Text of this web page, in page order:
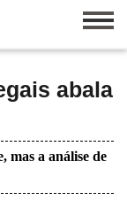
abala
mas a análise de